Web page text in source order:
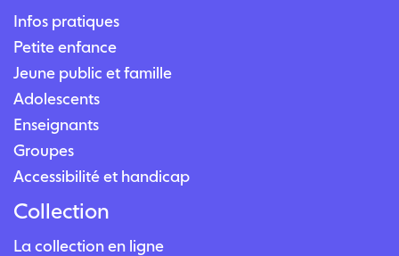
Infos pratiques
Petite enfance
Jeune public et famille
Adolescents
Enseignants
Groupes
Accessibilité et handicap
Collection
La collection en ligne